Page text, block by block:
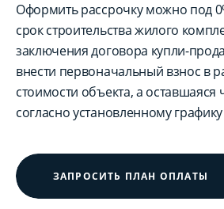
Оформить рассрочку можно под
срок строительства жилого
заключения договора купли-
внести первоначальный взнос в
стоимости объекта, а оставшаяся
согласно установленному
ЗАПРОСИТЬ ПЛАН ОПЛАТЫ